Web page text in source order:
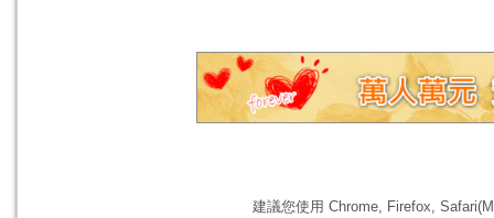
建議您使用 Chrome, Firefox,